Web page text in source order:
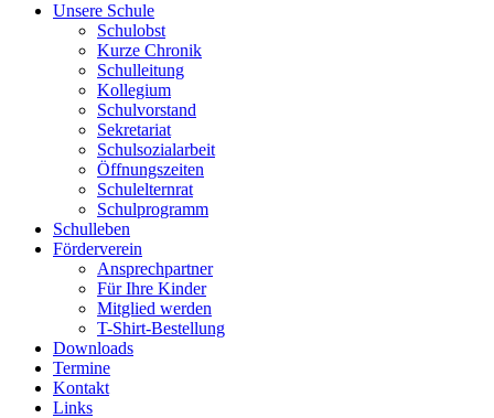
Unsere Schule
Schulobst
Kurze Chronik
Schulleitung
Kollegium
Schulvorstand
Sekretariat
Schulsozialarbeit
Öffnungszeiten
Schulelternrat
Schulprogramm
Schulleben
Förderverein
Ansprechpartner
Für Ihre Kinder
Mitglied werden
T-Shirt-Bestellung
Downloads
Termine
Kontakt
Links